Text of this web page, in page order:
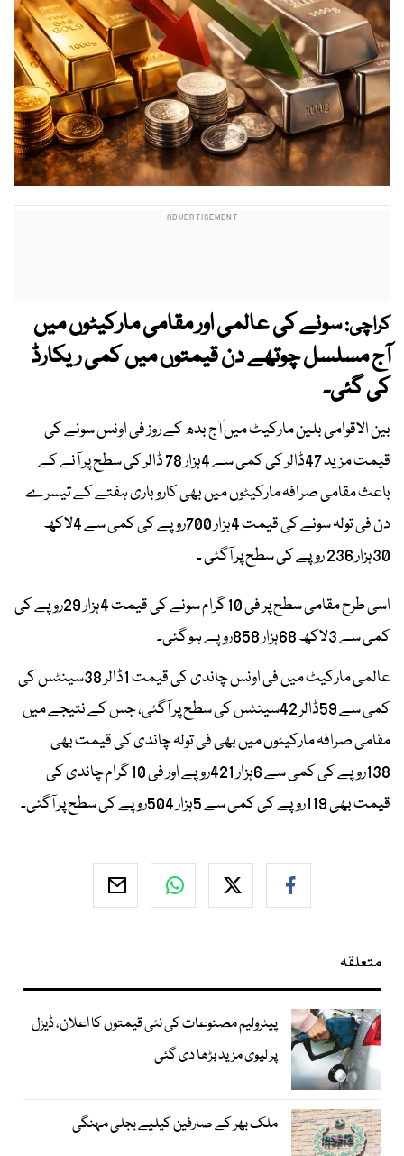
کراچی:سونے کی عالمی اور مقامی مارکیٹوں میں
آج مسلسل چوتھے دن قیمتوں میں کمی ریکارڈ
کی گئی۔
بین الاقوامی بلین مارکیٹ میں آج بدھ کے روز فی اونس سونے کی
قیمت مزید 47ڈالر کی کمی سے 4ہزار 78 ڈالر کی سطح پر آنے کے
باعث مقامی صرافہ مارکیٹوں میں بھی کاروباری ہفتے کے تیسرے
دن فی تولہ سونے کی قیمت 4ہزار 700روپے کی کمی سے 4لاکھ
30ہزار 236 روپے کی سطح پر آگئی ۔
اسی طرح مقامی سطح پر فی 10 گرام سونے کی قیمت 4ہزار 29روپے کی
کمی سے 3لاکھ 68ہزار 858روپے ہو گئی۔
عالمی مارکیٹ میں فی اونس چاندی کی قیمت 1ڈالر 38سینٹس کی
کمی سے 59ڈالر 42سینٹس کی سطح پر آگئی، جس کے نتیجے میں
مقامی صرافہ مارکیٹوں میں بھی فی تولہ چاندی کی قیمت بھی
138روپے کی کمی سے 6ہزار 421روپے اور فی 10 گرام چاندی کی
قیمت بھی 119روپے کی کمی سے 5ہزار 504روپے کی سطح پر آگئی۔
متعلقہ
پیٹرولیم مصنوعات کی نئی قیمتوں کا اعلان، ڈیزل
پر لیوی مزید بڑھا دی گئی
ملک بھر کے صارفین کیلیے بجلی مہنگی